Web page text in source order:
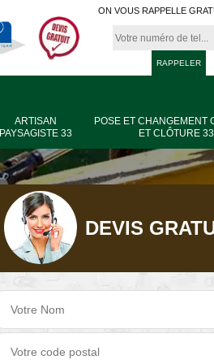
ON VOUS RAPPELLE
ARTISAN
PAYSAGISTE 33
POSE ET CHANGEMENT
ET CLÔTURE 33
haie 33
DEVIS